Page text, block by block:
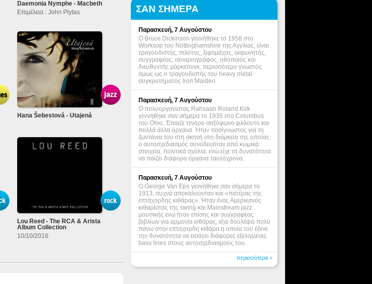
Daemonia Nymphe - Macbeth
Επιμέλεια : John Plytas
Hana Šebestová - Utajená
Lou Reed - The RCA & Arista
Album Collection
10/10/2016
ΣΑΝ ΣΗΜΕΡΑ
Παρασκευή, 7 Αυγούστου
Ο Bruce Dickinson γεννήθηκε το 1958 στο
Worksop του Nottinghamshire της Αγγλίας, είναι
τραγουδιστής, πιλότος, ξιφομάχος, εκφωνητής,
συγγραφέας, σεναριογράφος, ηθοποιός και
διευθυντής μάρκετινγκ, περισσότερο γνωστός
όμως ως ο τραγουδιστής του heavy metal
συγκροτήματος Iron Maiden.
Παρασκευή, 7 Αυγούστου
Ο πολυοργανίστας Rahsaan Roland Kirk
γεννήθηκε σαν σήμερα το 1935 στο Columbus
του Ohio, Έπαιζε τενόρο σαξόφωνο φλάουτο και
πολλά άλλα όργανα. Ήταν πασίγνωστος για τη
ζωντάνια του στη σκηνή στη διάρκεια της οποίας
ο αυτοσχεδιασμός συνοδευόταν από κωμικά
στοιχεία, πολιτικά σχόλια, ενώ είχε τη δυνατότητα
να παίζει διάφορα όργανα ταυτόχρονα.
Παρασκευή, 7 Αυγούστου
Ο George Van Eps γεννήθηκε σαν σήμερα το
1913, συχνά αποκαλούνταν και «πατέρας της
επτάχορδης κιθάρας». Ήταν ένας Αμερικανός
κιθαρίστας της swing και Mainstream jazz
μουσικής ενώ ήταν επίσης και συγγραφέας
βιβλίων για αρμονία κιθάρας, είχε δουλέψει πολύ
πάνω στην επτάχορδη κιθάρα η οποία του έδινε
την δυνατότητα να εισάγει διάφορες εξελιγμένες
bass lines στους αυτοσχεδιασμούς του.
περισσότερα >